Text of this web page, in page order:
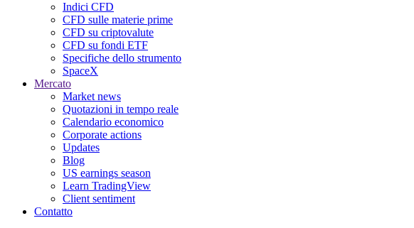
Indici CFD
CFD sulle materie prime
CFD su criptovalute
CFD su fondi ETF
Specifiche dello strumento
SpaceX
Mercato
Market news
Quotazioni in tempo reale
Calendario economico
Corporate actions
Updates
Blog
US earnings season
Learn TradingView
Client sentiment
Contatto